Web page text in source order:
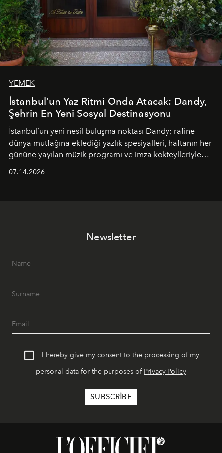
YEMEK
İstanbul’un Yaz Ritmi Onda Atacak: Dandy,
Şehrin En Yeni Sosyal Destinasyonu
İstanbul’un yeni nesil buluşma noktası Dandy; rafine
dünya mutfağına eklediği yazlık spesiyalleri, haftanın her
gününe yayılan müzik programı ve imza kokteylleriyle
07.14.2026
Newsletter
I hereby give my consent to the processing of my
personal data for the purposes of Privacy Policy